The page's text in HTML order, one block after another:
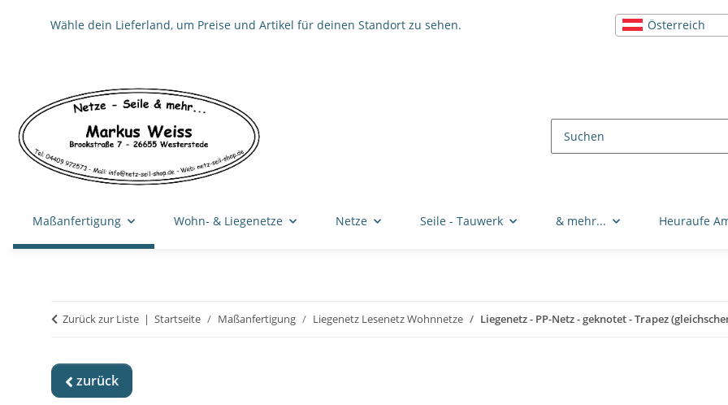
Wähle dein Lieferland, um Preise und Artikel für deinen Standort zu sehen. Österreich
Maßanfertigung Wohn- & Liegenetze Netze Seile - Tauwerk & mehr... Heuraufe
Zurück zur Liste Startseite Maßanfertigung Liegenetz Lesenetz Wohnnetze Liegenetz - PP-Netz - geknotet - Trapez
 zurück